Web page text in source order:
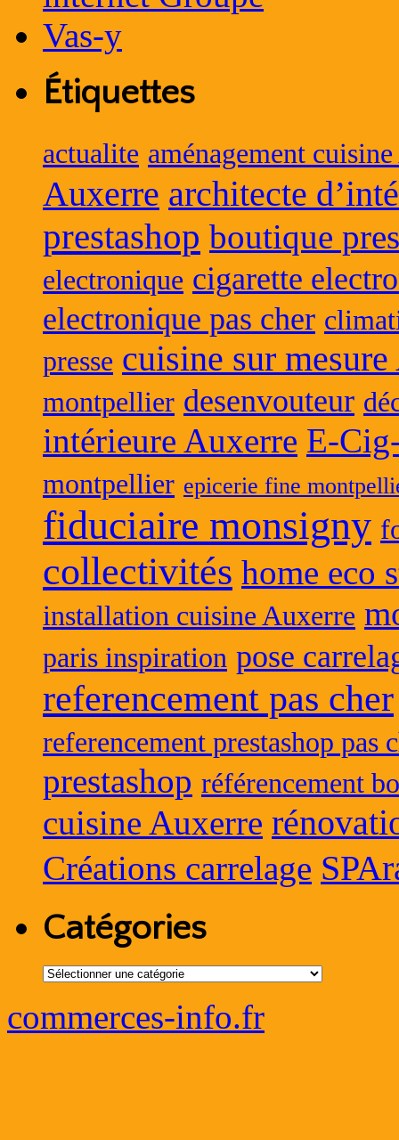
Étiquettes
actualite aménagement
Auxerre architecte
prestashop boutique
electronique cigarette
electronique pas cher
presse cuisine sur
montpellier desenvouteur
intérieure Auxerre E-
montpellier epicerie fine
fiduciaire monsigny
collectivités home eco
installation cuisine Auxerre
paris inspiration pose
referencement pas cher
referencement prestashop pas
prestashop référencement
cuisine Auxerre
Créations carrelage
Catégories
Catégories
commerces-info.fr